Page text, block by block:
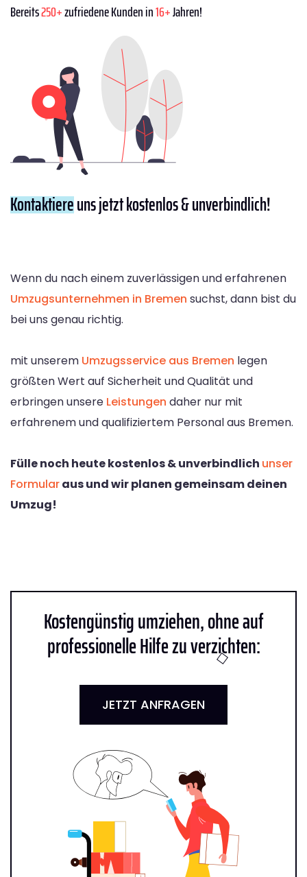
Bereits250+zufriedene Kunden in16+Jahren!
Kontaktiereuns jetzt kostenlos & unverbindlich!
Wenn du nach einem zuverlässigen und erfahrenen
Umzugsunternehmen in Bremen suchst, dann bist du
bei uns genau richtig.
mit unserem Umzugsservice aus Bremen legen
größten Wert auf Sicherheit und Qualität und
erbringen unsere Leistungen daher nur mit
erfahrenem und qualifiziertem Personal aus Bremen.
Fülle noch heute kostenlos & unverbindlich unser
Formularaus und wir planen gemeinsam deinen
Umzug!
Kostengünstig umziehen, ohne auf
professionelle Hilfe zu verzichten:
JETZT ANFRAGEN